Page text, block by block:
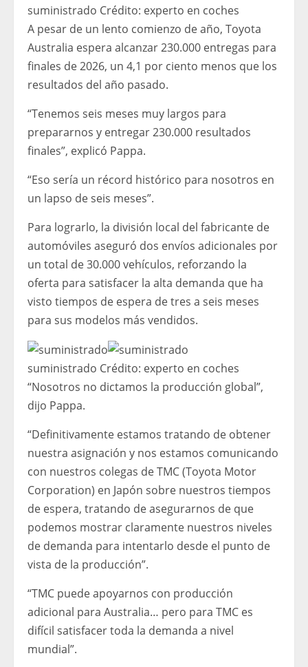
suministrado Crédito: experto en coches
A pesar de un lento comienzo de año, Toyota
Australia espera alcanzar 230.000 entregas para
finales de 2026, un 4,1 por ciento menos que los
resultados del año pasado.
“Tenemos seis meses muy largos para
prepararnos y entregar 230.000 resultados
finales”, explicó Pappa.
“Eso sería un récord histórico para nosotros en
un lapso de seis meses”.
Para lograrlo, la división local del fabricante de
automóviles aseguró dos envíos adicionales por
un total de 30.000 vehículos, reforzando la
oferta para satisfacer la alta demanda que ha
visto tiempos de espera de tres a seis meses
para sus modelos más vendidos.
suministrado Crédito: experto en coches
“Nosotros no dictamos la producción global”,
dijo Pappa.
“Definitivamente estamos tratando de obtener
nuestra asignación y nos estamos comunicando
con nuestros colegas de TMC (Toyota Motor
Corporation) en Japón sobre nuestros tiempos
de espera, tratando de asegurarnos de que
podemos mostrar claramente nuestros niveles
de demanda para intentarlo desde el punto de
vista de la producción”.
“TMC puede apoyarnos con producción
adicional para Australia… pero para TMC es
difícil satisfacer toda la demanda a nivel
mundial”.